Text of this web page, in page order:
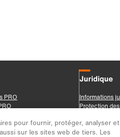
pour fournir, protéger, analyser et
sur les sites web de tiers. Les